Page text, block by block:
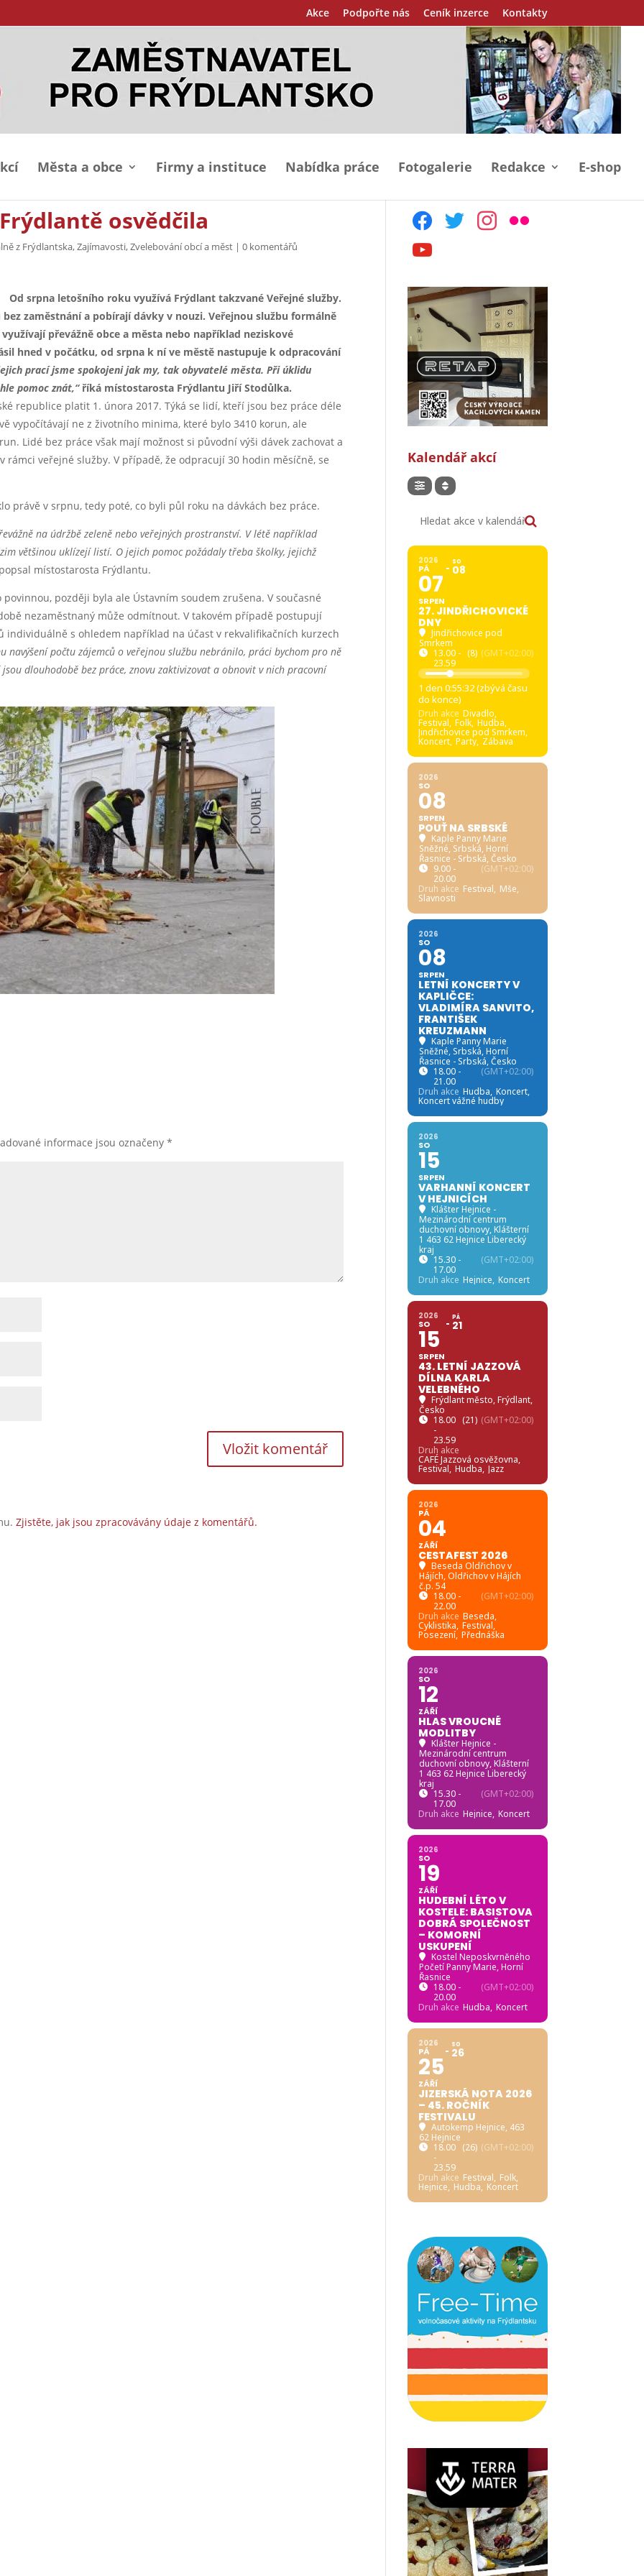
Akce Podpořte nás Ceník inzerce Kontakty
Města a obce Firmy a instituce Nabídka práce Fotogalerie Redakce E-shop
osvědčila
z Frýdlantska,Zajímavosti,Zvelebování obcí a měst |0 komentářů
Od srpna letošního roku využívá Frýdlant takzvané Veřejné služby.
zaměstnání a pobírají dávky v nouzi. Veřejnou službu formálně
převážně obce a města nebo například neziskové
hned v počátku, od srpna k ní ve městě nastupuje k odpracování
prací jsme spokojeni jak my, tak obyvatelé města. Při úklidu
pomoc znát,“říká místostarosta Frýdlantu Jiří Stodůlka.
republice platit 1. února 2017. Týká se lidí, kteří jsou bez práce déle
vypočítávají ne z životního minima, které bylo 3410 korun, ale
Lidé bez práce však mají možnost si původní výši dávek zachovat a
veřejné služby. V případě, že odpracují 30 hodin měsíčně, se
právě v srpnu, tedy poté, co byli půl roku na dávkách bez práce.
na údržbě zeleně nebo veřejných prostranství. V létě například
většinou uklízejí listí. O jejich pomoc požádaly třeba školky, jejichž
místostarosta Frýdlantu.
později byla ale Ústavním soudem zrušena. V současné
nezaměstnaný může odmítnout. V takovém případě postupují
s ohledem například na účast v rekvalifikačních kurzech
navýšení počtu zájemců o veřejnou službu nebránilo, práci bychom pro ně
dlouhodobě bez práce, znovu zaktivizovat a obnovit v nich pracovní
informace jsou označeny*
Zjistěte, jak jsou zpracovávány údaje z komentářů.
facebooktwitter instagram
flickr
youtube
Kalendář akcí
2026
PÁ
07
SRPEN
SO
08
27. JINDŘICHOVICKÉ
DNY
Jindřichovice pod
Smrkem
13.00 -
23.59
(8) (GMT+02:00)
1 den 0:55:31 (zbývá času
do konce)
Druh akce Divadlo,
Festival, Folk, Hudba,
Jindřichovice pod Smrkem,
Koncert, Party, Zábava
2026
SO
08
SRPEN
POUŤ NA SRBSKÉ
Kaple Panny Marie
Sněžné, Srbská, Horní
Řasnice - Srbská, Česko
9.00 -
20.00
(GMT+02:00)
Druh akce Festival, Mše,
Slavnosti
2026
SO
08
SRPEN
LETNÍ KONCERTY V
KAPLIČCE:
VLADIMÍRA SANVITO,
FRANTIŠEK
KREUZMANN
Kaple Panny Marie
Sněžné, Srbská, Horní
Řasnice - Srbská, Česko
18.00 -
21.00
(GMT+02:00)
Druh akce Hudba, Koncert,
Koncert vážné hudby
2026
SO
15
SRPEN
VARHANNÍ KONCERT
V HEJNICÍCH
Klášter Hejnice -
Mezinárodní centrum
duchovní obnovy, Klášterní
1 463 62 Hejnice Liberecký
kraj
15.30 -
17.00
(GMT+02:00)
Druh akce Hejnice, Koncert
2026
SO
15
SRPEN
PÁ
21
43. LETNÍ JAZZOVÁ
DÍLNA KARLA
VELEBNÉHO
Frýdlant město, Frýdlant,
Česko
18.00
-
23.59
(21) (GMT+02:00)
Druh akce
CAFÉ Jazzová osvěžovna,
Festival, Hudba, Jazz
2026
PÁ
04
ZÁŘÍ
CESTAFEST 2026
Beseda Oldřichov v
Hájích, Oldřichov v Hájích
č.p. 54
18.00 -
22.00
(GMT+02:00)
Druh akce Beseda,
Cyklistika, Festival,
Posezení, Přednáška
2026
SO
12
ZÁŘÍ
HLAS VROUCNÉ
MODLITBY
Klášter Hejnice -
Mezinárodní centrum
duchovní obnovy, Klášterní
1 463 62 Hejnice Liberecký
kraj
15.30 -
17.00
(GMT+02:00)
Druh akce Hejnice, Koncert
2026
SO
19
ZÁŘÍ
HUDEBNÍ LÉTO V
KOSTELE: BASISTOVA
DOBRÁ SPOLEČNOST
– KOMORNÍ
USKUPENÍ
Kostel Neposkvrněného
Početí Panny Marie, Horní
Řasnice
18.00 -
20.00
(GMT+02:00)
Druh akce Hudba, Koncert
2026
PÁ
25
ZÁŘÍ
SO
26
JIZERSKÁ NOTA 2026
– 45. ROČNÍK
FESTIVALU
Autokemp Hejnice, 463
62 Hejnice
18.00
-
23.59
(26) (GMT+02:00)
Druh akce Festival, Folk,
Hejnice, Hudba, Koncert